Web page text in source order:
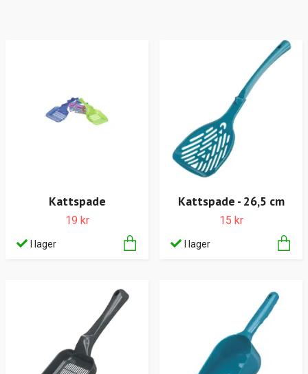
Kattspade
19 kr
I lager
Kattspade - 26,5 cm
15 kr
I lager